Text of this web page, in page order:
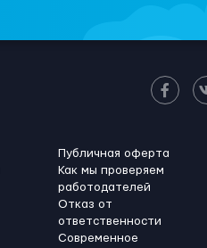
Публичная оферта
Как мы проверяем
работодателей
Отказ от
ответственности
Современное